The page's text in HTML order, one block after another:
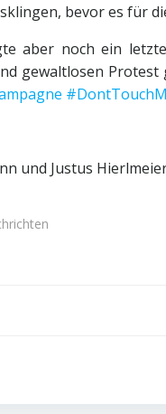
bevor es für
aber noch ein
gewaltlosen
und Justus